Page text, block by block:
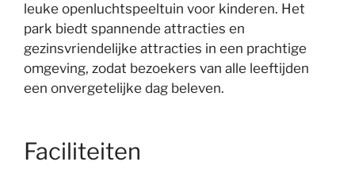
leuke openluchtspeeltuin voor kinderen. Het
park biedt spannende attracties en
gezinsvriendelijke attracties in een prachtige
omgeving, zodat bezoekers van alle leeftijden
een onvergetelijke dag beleven.
Faciliteiten